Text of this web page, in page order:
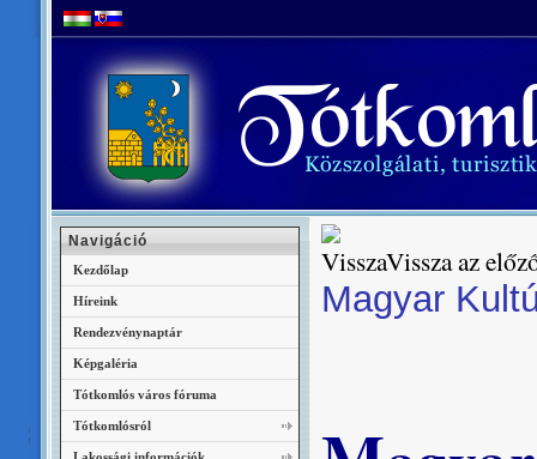
Vissza az
Magyar
Navigáció
Kezdőlap
Híreink
Rendezvénynaptár
Képgaléria
Tótkomlós város fóruma
Tótkomlósról